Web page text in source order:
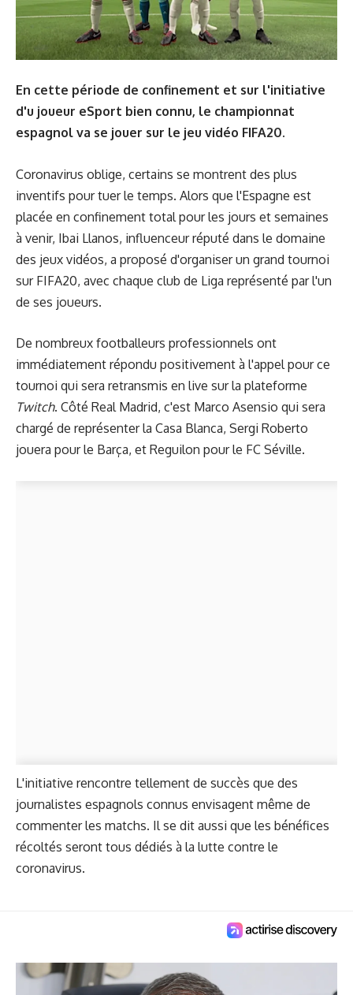
En cette période de confinement et sur l'initiative
d'u joueur eSport bien connu, le championnat
espagnol va se jouer sur le jeu vidéo FIFA20.
Coronavirus oblige, certains se montrent des plus
inventifs pour tuer le temps. Alors que l'Espagne est
placée en confinement total pour les jours et semaines
à venir, Ibai Llanos, influenceur réputé dans le domaine
des jeux vidéos, a proposé d'organiser un grand tournoi
sur FIFA20, avec chaque club de Liga représenté par l'un
de ses joueurs.
De nombreux footballeurs professionnels ont
immédiatement répondu positivement à l'appel pour ce
tournoi qui sera retransmis en live sur la plateforme
Twitch. Côté Real Madrid, c'est Marco Asensio qui sera
chargé de représenter la Casa Blanca, Sergi Roberto
jouera pour le Barça, et Reguilon pour le FC Séville.
L'initiative rencontre tellement de succès que des
journalistes espagnols connus envisagent même de
commenter les matchs. Il se dit aussi que les bénéfices
récoltés seront tous dédiés à la lutte contre le
coronavirus.